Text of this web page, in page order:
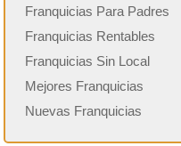
Franquicias Para Padres
Franquicias Rentables
Franquicias Sin Local
Mejores Franquicias
Nuevas Franquicias